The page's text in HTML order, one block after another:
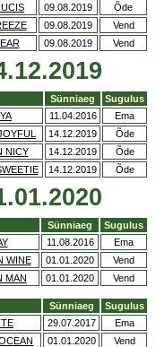
09.08.2019
Õde
09.08.2019
Vend
09.08.2019 Vend
Sünniaeg
Sugulus
11.04.2016
Ema
14.12.2019
Õde
NICY 14.12.2019
Õde
14.12.2019 Õde
Sünniaeg
Sugulus
11.08.2016
Ema
WINE 01.01.2020
Vend
MAN 01.01.2020 Vend
Sünniaeg
Sugulus
29.07.2017
Ema
01.01.2020
Vend